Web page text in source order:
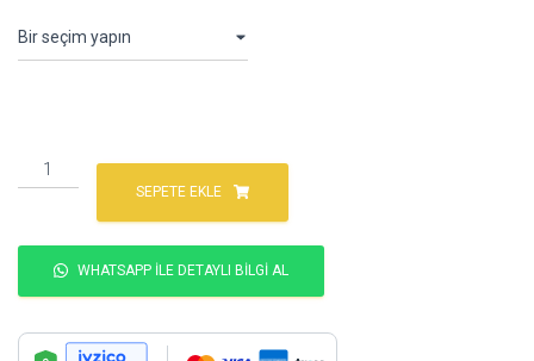
Erciyes
Badana
Sönmüş
Badana
Kireci
Özel
SEPETE EKLE
WHATSAPP ILE DETAYLI BILGI AL